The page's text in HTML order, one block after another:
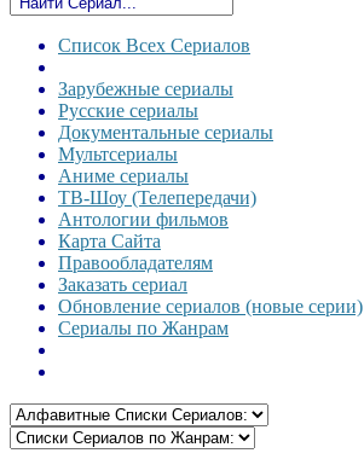
Список Всех Сериалов
Зарубежные сериалы
Русские сериалы
Документальные сериалы
Мультсериалы
Аниме сериалы
ТВ-Шоу (Телепередачи)
Антологии фильмов
Карта Сайта
Правообладателям
Заказать сериал
Обновление сериалов (новые серии)
Сериалы по Жанрам